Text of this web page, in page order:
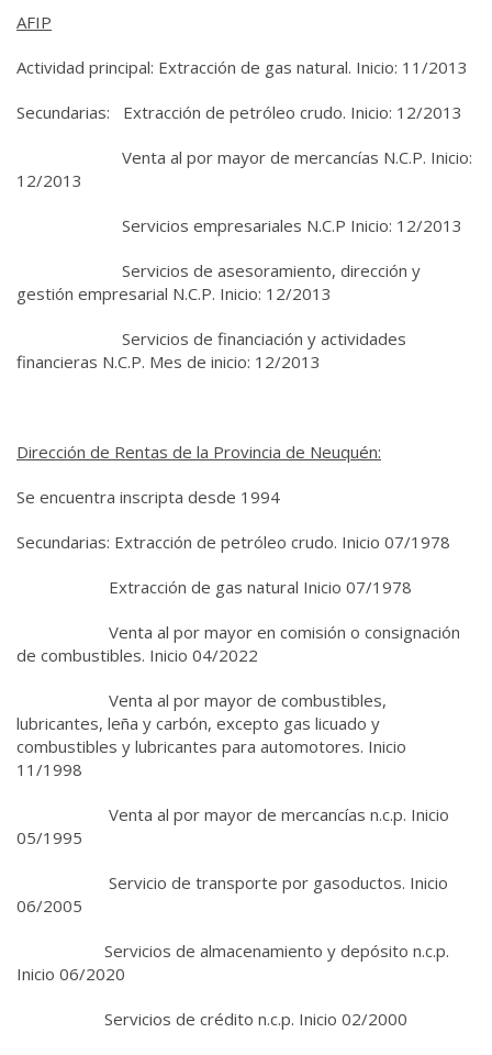
AFIP
Actividad principal: Extracción de gas natural. Inicio: 11/2013
Secundarias: Extracción de petróleo crudo. Inicio: 12/2013
Venta al por mayor de mercancías N.C.P. Inicio:
12/2013
Servicios empresariales N.C.P Inicio: 12/2013
Servicios de asesoramiento, dirección y
gestión empresarial N.C.P. Inicio: 12/2013
Servicios de financiación y actividades
financieras N.C.P. Mes de inicio: 12/2013
Dirección de Rentas de la Provincia de Neuquén:
Se encuentra inscripta desde 1994
Secundarias: Extracción de petróleo crudo. Inicio 07/1978
Extracción de gas natural Inicio 07/1978
Venta al por mayor en comisión o consignación
de combustibles. Inicio 04/2022
Venta al por mayor de combustibles,
lubricantes, leña y carbón, excepto gas licuado y
combustibles y lubricantes para automotores. Inicio
11/1998
Venta al por mayor de mercancías n.c.p. Inicio
05/1995
Servicio de transporte por gasoductos. Inicio
06/2005
Servicios de almacenamiento y depósito n.c.p.
Inicio 06/2020
Servicios de crédito n.c.p. Inicio 02/2000